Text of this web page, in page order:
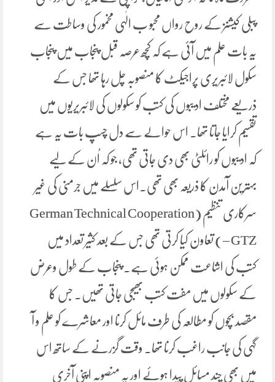
پبلی کیشنز کے روح رواں محبو ب الٰہی مخمور کی وساطت سے
یہ بات علم میں آئی ہے کہ کچھ عرصہ قبل پنجاب میں پنجاب
سکول لائبریری پراجیکٹ کا منصوبہ چل رہا تھا جس کے
ذریعے مختلف ادیبوں کی کتب کو سکولوں کی لائبریریوں میں
تقسیم کرایا جاتا تھا۔ اس حوالے سے دل چسپ بات یہ ہے
کہ ادیبوں کو رائلٹی بھی دی جاتی تھی، جو کہ اُن کے لیے
بہترین آمدن کا ذریعہ بھی تھی۔اس سلسلے میں جرمنی کی غیر
سرکاری تنظیم (German Technical Cooperation
– GTZ) تعاون کیا کرتی تھی جس کے بعد کثیر تعداد میں
کتب کی اشاعت ممکن ہوئی ہے۔ پنجاب کے طول وعرض
کے سکولوں میں مفت کتب بھیجی جاتی تھیں. جس کا
مقصد بچوں کو مطالعہ کی طرف مائل کرنا اور معاشرے کو علم و آ
گہی کی جانب راغب کرنا تھا۔ وقت گزرنے کے ساتھ اس
میں بھی چند مسائل پیدا ہوئے اور یہ منصوبہ اپنی آخری